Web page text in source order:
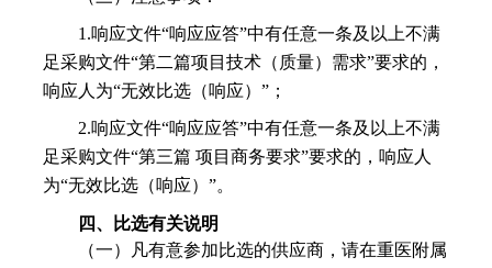
1.响应文件“响应应答”中有任意一条及以上不满
足采购文件“第二篇项目技术（质量）需求”要求的，
响应人为“无效比选（响应）”；
2.响应文件“响应应答”中有任意一条及以上不满
足采购文件“第三篇 项目商务要求”要求的，响应人
为“无效比选（响应）”。
四、比选有关说明
（一）凡有意参加比选的供应商，请在重医附属